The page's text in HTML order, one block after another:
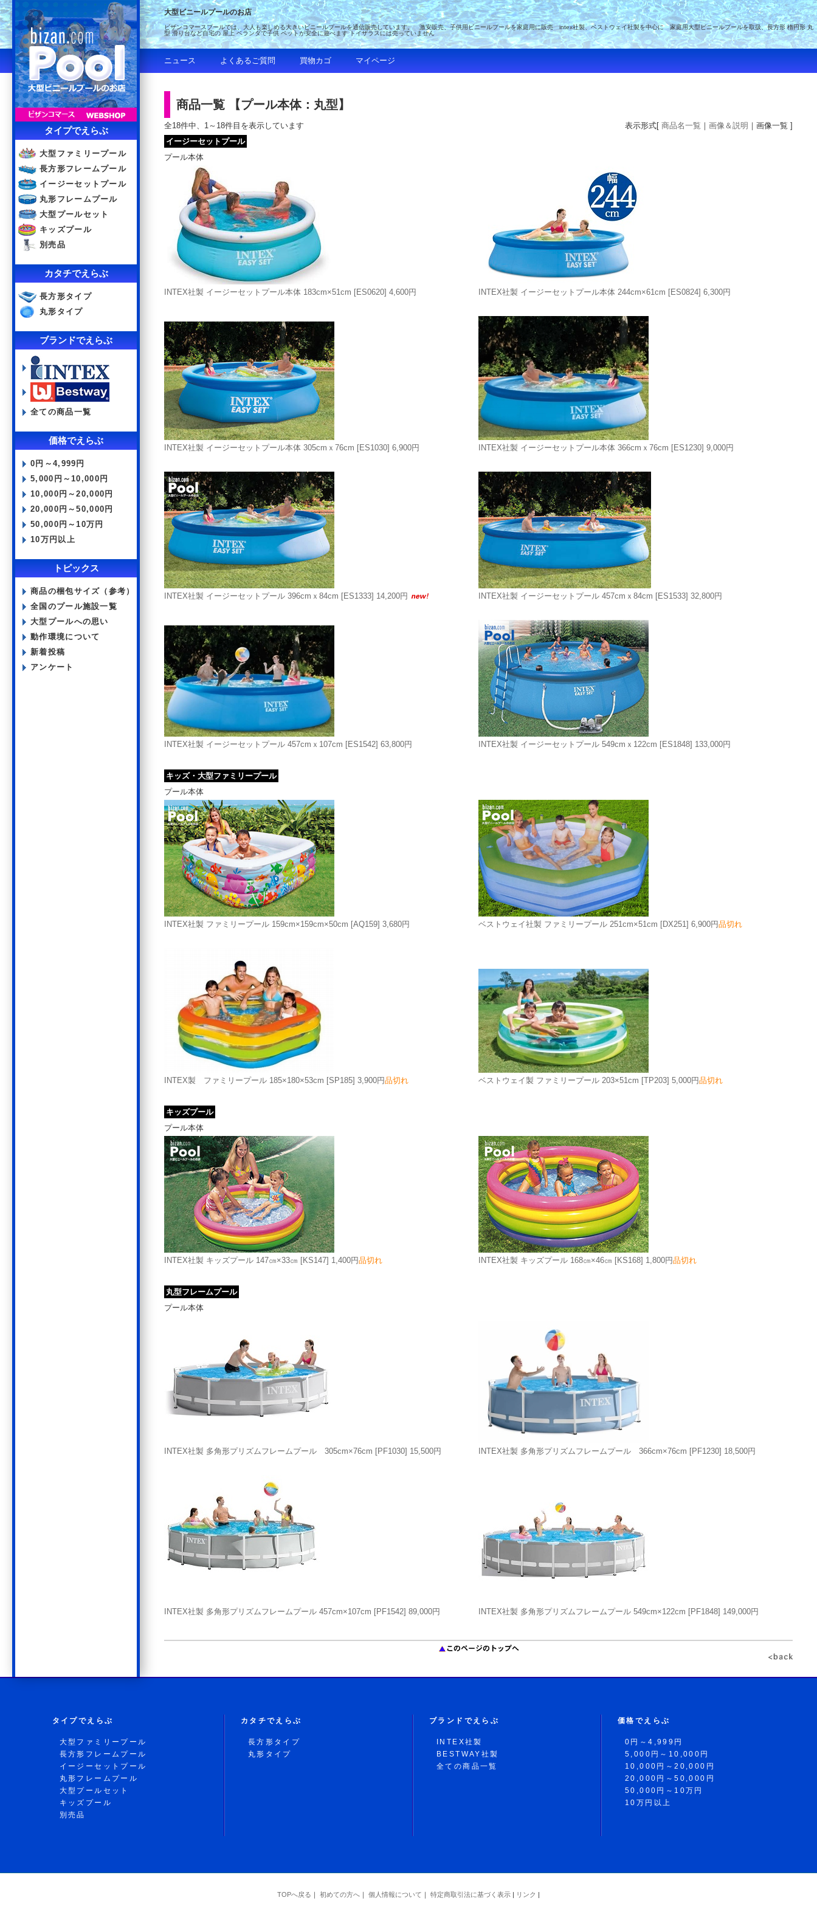
タイプでえらぶ
大型ファミリープール
長方形フレームプール
イージーセットプール
丸形フレームプール
大型プールセット
キッズプール
別売品
カタチでえらぶ
長方形タイプ
丸形タイプ
ブランドでえらぶ
全ての商品一覧
価格でえらぶ
0円～4,999円
5,000円～10,000円
10,000円～20,000円
20,000円～50,000円
50,000円～10万円
10万円以上
トピックス
商品の梱包サイズ（参考）
全国のプール施設一覧
大型プールへの思い
動作環境について
新着投稿
アンケート
大型ビニールプールのお店
ビザンコマースプールでは、大人も楽しめる大きいビニールプールを通信販売しています。 激安販売、子供用ビニールプールを家庭用に販売 intex社製、ベストウェイ社製を中心に 家庭用大型ビニールプールを取扱、長方形 楕円形 丸
型 滑り台など自宅の 屋上 ベランダで子供 ペットが安全に遊べます トイザラスには売っていません
ニュース よくあるご質問 買物カゴ マイページ
商品一覧 【プール本体：丸型】
全18件中、1～18件目を表示しています 表示形式[ 商品名一覧 ｜ 画像＆説明 ｜画像一覧 ]
イージーセットプール
プール本体
INTEX社製 イージーセットプール本体 183cm×51cm [ES0620] 4,600円 INTEX社製 イージーセットプール本体 244cm×61cm [ES0824] 6,300円
INTEX社製 イージーセットプール本体 305cmｘ76cm [ES1030] 6,900円 INTEX社製 イージーセットプール本体 366cmｘ76cm [ES1230] 9,000円
INTEX社製 イージーセットプール 396cmｘ84cm [ES1333] 14,200円 INTEX社製 イージーセットプール 457cmｘ84cm [ES1533] 32,800円
INTEX社製 イージーセットプール 457cmｘ107cm [ES1542] 63,800円 INTEX社製 イージーセットプール 549cmｘ122cm [ES1848] 133,000円
キッズ・大型ファミリープール
プール本体
INTEX社製 ファミリープール 159cm×159cm×50cm [AQ159] 3,680円 ベストウェイ社製 ファミリープール 251cm×51cm [DX251] 6,900円品切れ
INTEX製 ファミリープール 185×180×53cm [SP185] 3,900円品切れ ベストウェイ製 ファミリープール 203×51cm [TP203] 5,000円品切れ
キッズプール
プール本体
INTEX社製 キッズプール 147㎝×33㎝ [KS147] 1,400円品切れ INTEX社製 キッズプール 168㎝×46㎝ [KS168] 1,800円品切れ
丸型フレームプール
プール本体
INTEX社製 多角形プリズムフレームプール 305cm×76cm [PF1030] 15,500円 INTEX社製 多角形プリズムフレームプール 366cm×76cm [PF1230] 18,500円
INTEX社製 多角形プリズムフレームプール 457cm×107cm [PF1542] 89,000円 INTEX社製 多角形プリズムフレームプール 549cm×122cm [PF1848] 149,000円
タイプでえらぶ
大型ファミリープール
長方形フレームプール
イージーセットプール
丸形フレームプール
大型プールセット
キッズプール
別売品
カタチでえらぶ
長方形タイプ
丸形タイプ
ブランドでえらぶ
INTEX社製
BESTWAY社製
全ての商品一覧
価格でえらぶ
0円～4,999円
5,000円～10,000円
10,000円～20,000円
20,000円～50,000円
50,000円～10万円
10万円以上
TOPへ戻る ｜ 初めての方へ ｜ 個人情報について ｜ 特定商取引法に基づく表示 | リンク |